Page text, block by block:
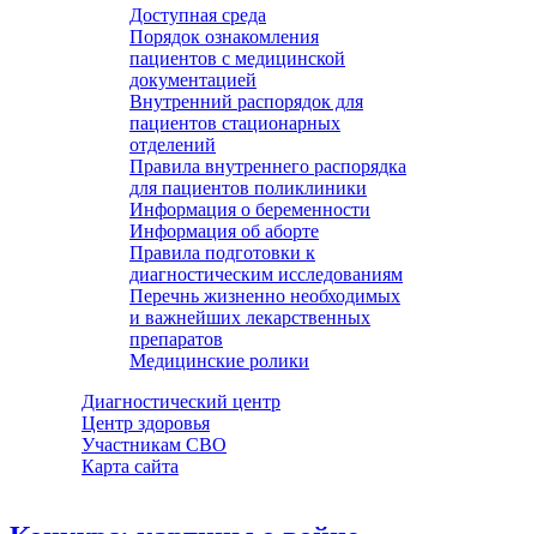
Доступная среда
Порядок ознакомления
пациентов с медицинской
документацией
Внутренний распорядок для
пациентов стационарных
отделений
Правила внутреннего распорядка
для пациентов поликлиники
Информация о беременности
Информация об аборте
Правила подготовки к
диагностическим исследованиям
Перечнь жизненно необходимых
и важнейших лекарственных
препаратов
Медицинские ролики
Диагностический центр
Центр здоровья
Участникам СВО
Карта сайта